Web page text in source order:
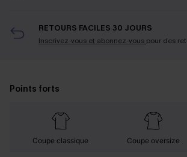
RETOURS FACILES 30 JOURS
Inscrivez-vous et abonnez-vous pour des
Points forts
Coupe classique Coupe oversize